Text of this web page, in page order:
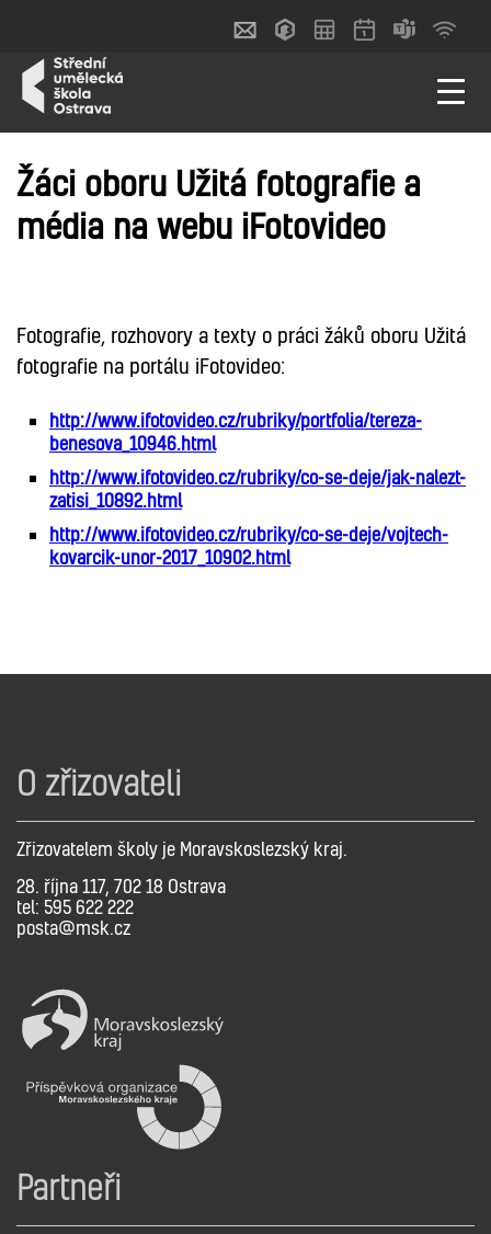
Žáci oboru Užitá fotografie a
média na webu iFotovideo
Fotografie, rozhovory a texty o práci žáků oboru Užitá
fotografie na portálu iFotovideo:
http://www.ifotovideo.cz/rubriky/portfolia/tereza-
benesova_10946.html
http://www.ifotovideo.cz/rubriky/co-se-deje/jak-nalezt-
zatisi_10892.html
http://www.ifotovideo.cz/rubriky/co-se-deje/vojtech-
kovarcik-unor-2017_10902.html
O zřizovateli
Zřizovatelem školy je Moravskoslezský kraj.
28. října 117, 702 18 Ostrava
tel: 595 622 222
posta@msk.cz
Partneři